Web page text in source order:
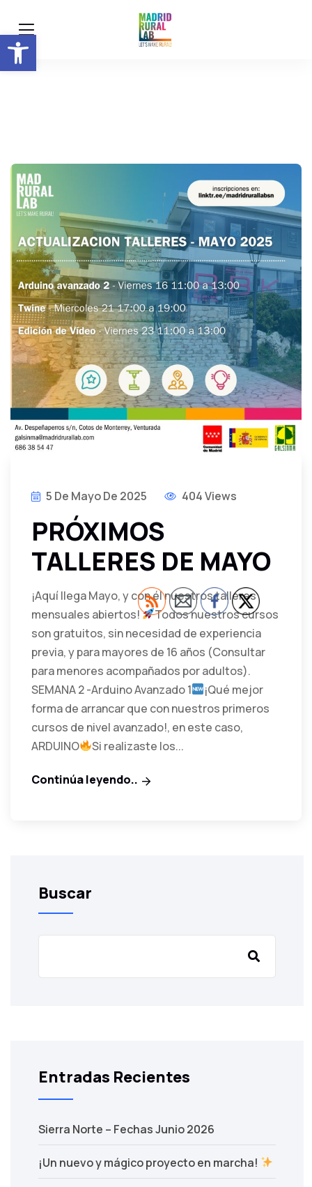
Abrir barra de herramientas
5 De Mayo De 2025 404 Views
PRÓXIMOS
TALLERES DE MAYO
¡Aquí llega Mayo, y con él nuestros talleres
mensuales abiertos!
Todos nuestros cursos
son gratuitos, sin necesidad de experiencia
previa, y para mayores de 16 años (Consultar
para menores acompañados por adultos).
SEMANA 2 -Arduino Avanzado 1
¡Qué mejor
forma de arrancar que con nuestros primeros
cursos de nivel avanzado!, en este caso,
ARDUINO
Si realizaste los...
Continúa leyendo..
Buscar
Entradas Recientes
Sierra Norte – Fechas Junio 2026
¡Un nuevo y mágico proyecto en marcha!